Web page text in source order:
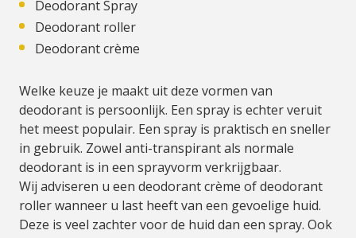
Deodorant Spray
Deodorant roller
Deodorant crème
Welke keuze je maakt uit deze vormen van
deodorant is persoonlijk. Een spray is echter veruit
het meest populair. Een spray is praktisch en sneller
in gebruik. Zowel anti-transpirant als normale
deodorant is in een sprayvorm verkrijgbaar.
Wij adviseren u een deodorant crème of deodorant
roller wanneer u last heeft van een gevoelige huid.
Deze is veel zachter voor de huid dan een spray. Ook